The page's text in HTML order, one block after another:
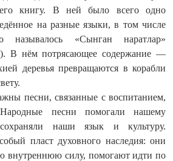
книгу. В ней было всего одно
на разные языки, в том числе
называлось «Сынган наратлар»
В нём потрясающее содержание —
деревья превращаются в корабли
песни, связанные с воспитанием,
песни помогали нашему
наши язык и культуру.
пласт духовного наследия: они
внутреннюю силу, помогают идти по